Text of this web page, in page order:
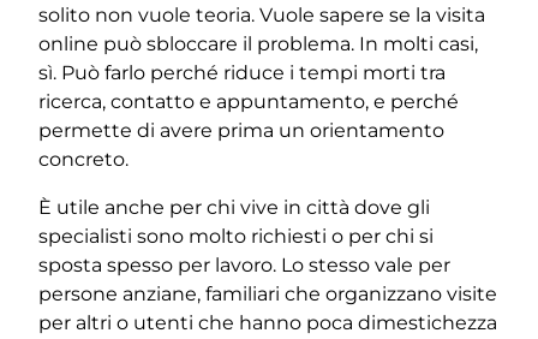
solito non vuole teoria. Vuole sapere se la visita
online può sbloccare il problema. In molti casi,
sì. Può farlo perché riduce i tempi morti tra
ricerca, contatto e appuntamento, e perché
permette di avere prima un orientamento
concreto.
È utile anche per chi vive in città dove gli
specialisti sono molto richiesti o per chi si
sposta spesso per lavoro. Lo stesso vale per
persone anziane, familiari che organizzano visite
per altri o utenti che hanno poca dimestichezza